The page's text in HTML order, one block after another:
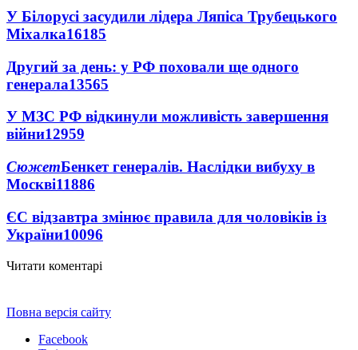
У Білорусі засудили лідера Ляпіса Трубецького
Міхалка16185
Другий за день: у РФ поховали ще одного
генерала13565
У МЗС РФ відкинули можливість завершення
війни12959
СюжетБенкет генералів. Наслідки вибуху в
Москві11886
ЄС відзавтра змінює правила для чоловіків із
України10096
Читати коментарі
Повна версія сайту
Facebook